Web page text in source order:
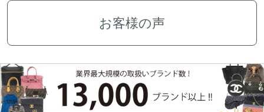
お客様の声